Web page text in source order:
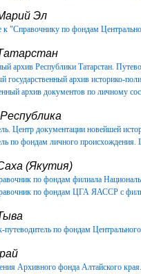
Эл
к "Справочнику по фондам
архив Республики Татарстан.
государственный архив историко-
архив документов по личному
Центр документации новейшей
по фондам личного происхождения.
(Якутия)
по фондам филиала
по фондам ЦГА ЯАССР с
путеводитель по фондам
Архивного фонда Алтайского